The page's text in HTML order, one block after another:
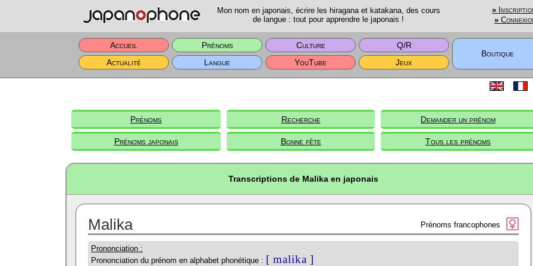
Mon nom en japonais, écrire les hiragana et katakana, des cours
de langue : tout pour apprendre le japonais !
»
»
Accueil Prénoms Culture
Q/R
Boutique
Actualité
Langue YouTube Jeux
Prénoms Recherche Demander un prénom
Prénoms japonais Bonne fête Tous les prénoms
Transcriptions de Malika en japonais
Malika Prénoms francophones
Prononciation :
Prononciation du prénom en alphabet phonétique : [ malika ]